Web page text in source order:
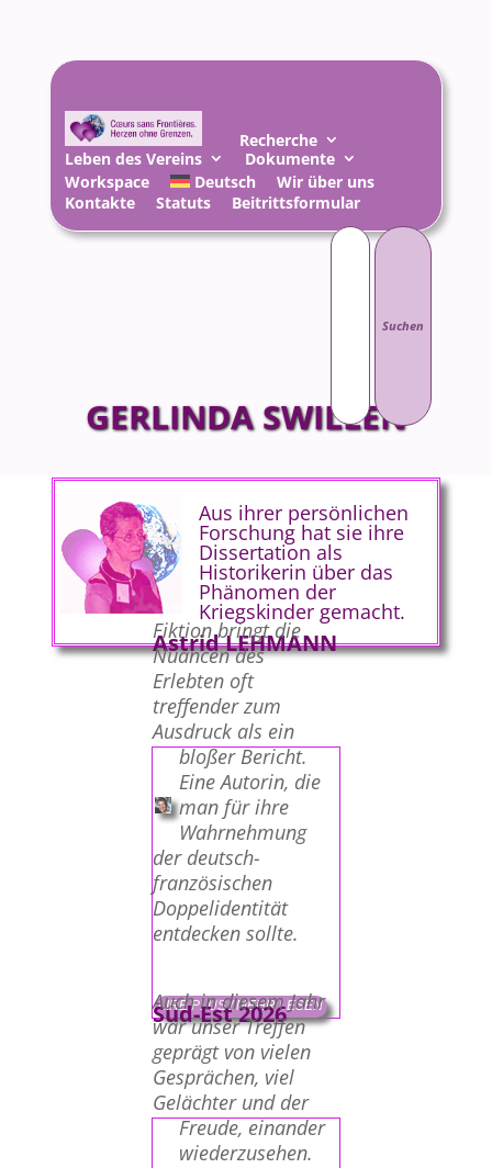
Recherche
Leben des Vereins
Dokumente
Workspace
Deutsch
Wir über uns
Kontakte
Statuts
Beitrittsformular
Suchen
nach:
GERLINDA SWILLEN
Aus ihrer persönlichen
Forschung hat sie ihre
Dissertation als
Historikerin über das
Phänomen der
Kriegskinder gemacht.
Astrid LEHMANN
Fiktion bringt die
Nuancen des
Erlebten oft
treffender zum
Ausdruck als ein
bloßer Bericht.
Eine Autorin, die
man für ihre
Wahrnehmung
der deutsch-
französischen
Doppelidentität
entdecken sollte.
LIRE PLUS / MEHR LESEN
Sud-Est 2026
Auch in diesem Jahr
war unser Treffen
geprägt von vielen
Gesprächen, viel
Gelächter und der
Freude, einander
wiederzusehen.